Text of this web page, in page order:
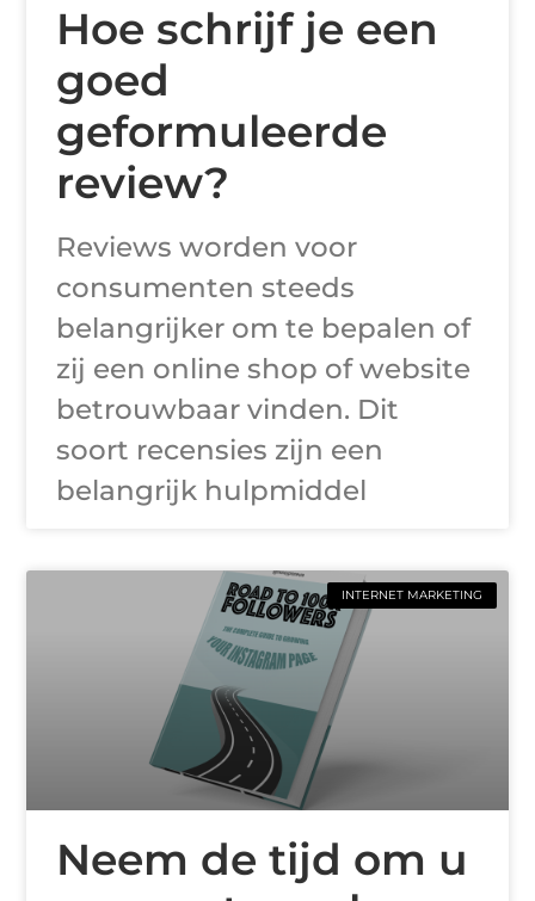
Hoe schrijf je een
goed
geformuleerde
review?
Reviews worden voor
consumenten steeds
belangrijker om te bepalen of
zij een online shop of website
betrouwbaar vinden. Dit
soort recensies zijn een
belangrijk hulpmiddel
INTERNET MARKETING
Neem de tijd om u